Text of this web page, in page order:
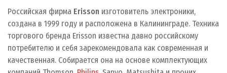
Российская фирма Erisson изготовитель электроники,
создана в 1999 году и расположена в Калининграде. Техника
торгового бренда Erisson известна давно российскому
потребителю и себя зарекомендовала как современная и
качественная. Собирается она на основе комплектующих